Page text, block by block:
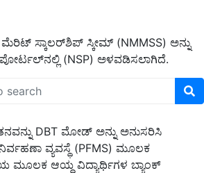
ಸ್ಕಾಲರ್‌ಶಿಪ್ ಸ್ಕೀಮ್ (NMMSS) ಅನ್ನು
(NSP) ಅಳವಡಿಸಲಾಗಿದೆ.
ಸ್ಕಾಲರ್‌ಶಿಪ್ ಯೋಜನೆಗಳಿಗೆ ಒಂದು ಸ್ಟಾಪ್
DBT ಮೋಡ್ ಅನ್ನು ಅನುಸರಿಸಿ
ವ್ಯವಸ್ಥೆ (PFMS) ಮೂಲಕ
ಮೂಲಕ ಆಯ್ದ ವಿದ್ಯಾರ್ಥಿಗಳ ಬ್ಯಾಂಕ್